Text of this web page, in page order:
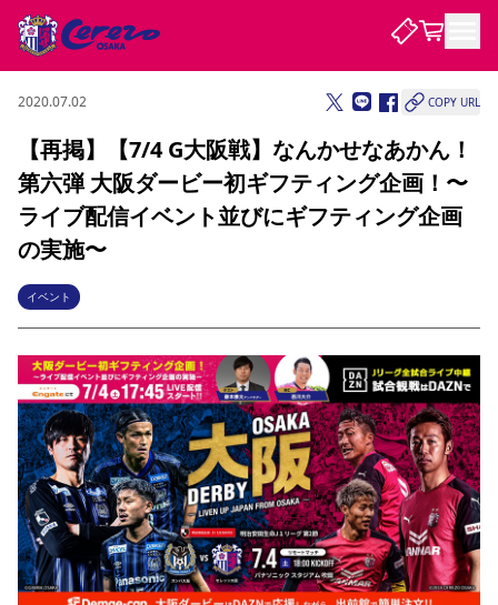
試合・チーム
試合について
試合日程 / 結果 順位表
チームについて
選手・スタッフ
アカデミー ハナサカプレーヤー 歴代所属選手
観戦する
チケット
チケット情報
観戦ガイド
初めて観戦ガイド キッズ向けサービス グルメ マッチデープログラム
観戦マナー&ルール ビジターサポーター観戦ガイド 公式アプリ
スタジアム
YANMAR HANASAKA STADIUM
DAZNで観戦
DAZNで観戦
クラブを知る
クラブ紹介 沿革 シーズン記録 求人情報
サポートする
パートナー企業募集中 セレッソ大阪VISAカード サポートスタッフ
セレッソアイデアちょうだいな 応援商店街
Lise（ライセンスビジネス）
サステナビリティ
サステナビリティポリシー SDGsのゴール インパクトレポート
活動レポート SPORT POSITIVE LEAGUES 取り組み実績
ファンクラブ
ファンクラブ
SAKURA SOCIO SAKURA POINT Program 招待券引換方法 先行入場
まいセレチケット 会員規定 婚姻届・出生届・命名書
ニュース
ニュース
すべて チーム グッズ チケット イベント ファンクラブ
ホームタウン パートナー スポーツクラブ メディア 30周年
レディース
アカデミー
2020.07.02 COPY URL
【再掲】【7/4 G大阪戦】なんかせなあかん！
第六弾 大阪ダービー初ギフティング企画！〜
ライブ配信イベント並びにギフティング企画
の実施〜
イベント